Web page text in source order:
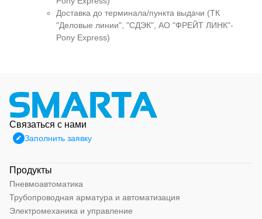
Доставка до терминала/пункта выдачи (ТК
"Деловые линии", "СДЭК", АО "ФРЕЙТ ЛИНК"-
Pony Express)
Связаться с нами
Заполнить заявку
Продукты
Пневмоавтоматика
Трубопроводная арматура и автоматизация
Электромеханика и управление